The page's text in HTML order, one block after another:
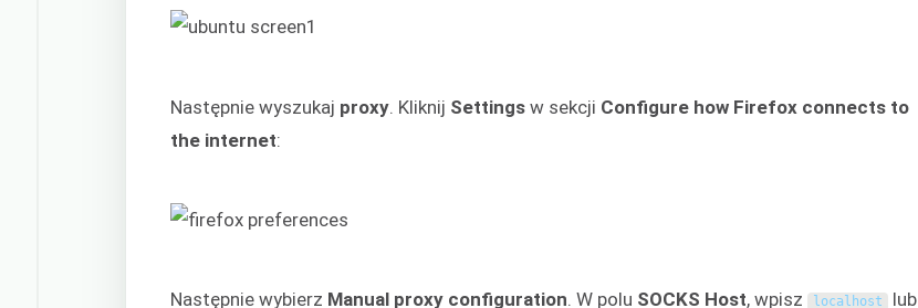
Następnie wyszukaj proxy . Kliknij Settings w sekcji Configure how Firefox connects to
the internet:
Następnie wybierz Manual proxy configuration. W polu SOCKS Host, wpisz localhost lub